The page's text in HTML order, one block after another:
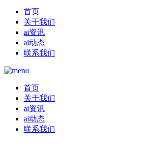
首页
关于我们
ai资讯
ai动态
联系我们
首页
关于我们
ai资讯
ai动态
联系我们